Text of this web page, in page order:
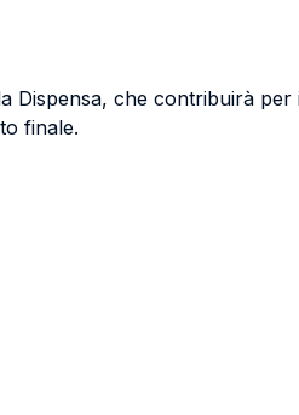
Dispensa, che contribuirà
finale.